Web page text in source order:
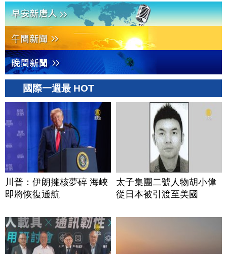
國際一週最 HOT
川普：伊朗擁核夢碎 海峽
即將恢復通航
太子集團二號人物胡小偉
從日本被引渡至美國